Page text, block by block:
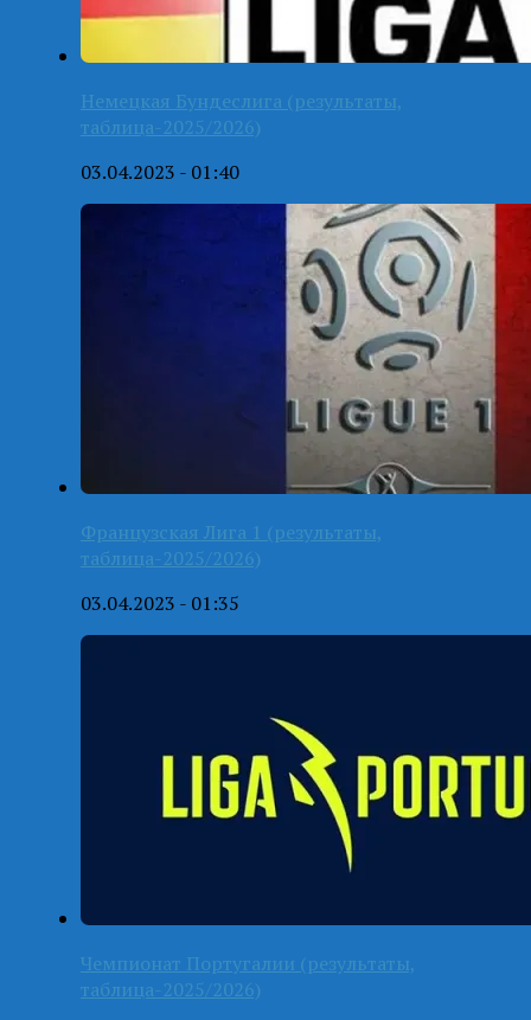
Немецкая Бундеслига (результаты,
таблица-2025/2026)
03.04.2023 - 01:40
Французская Лига 1 (результаты,
таблица-2025/2026)
03.04.2023 - 01:35
Чемпионат Португалии (результаты,
таблица-2025/2026)